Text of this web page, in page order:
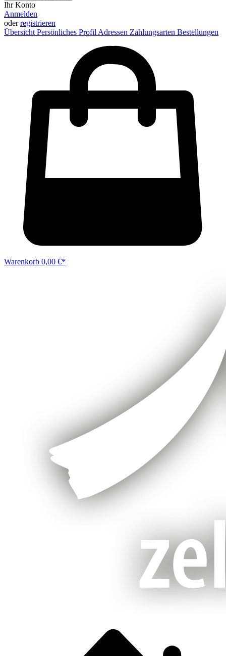
Ihr Konto
Anmelden
oderregistrieren
Übersicht Persönliches Profil Adressen Zahlungsarten Bestellungen
Warenkorb 0,00 €*